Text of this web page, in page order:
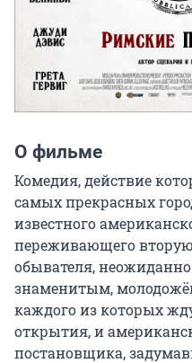
О фильме
Комедия, действие
самых прекрасных
известного
переживающего
обывателя,
знаменитым,
каждого из которых
открытия, и
постановщика,